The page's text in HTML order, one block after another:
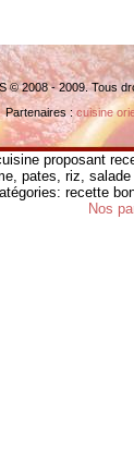
© 2008 - 2009. Tous
Partenaires :cuisine
proposant
pates, riz,
recette
Nos